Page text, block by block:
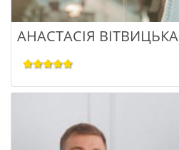
АНАСТАСІЯ ВІТВИЦЬКА